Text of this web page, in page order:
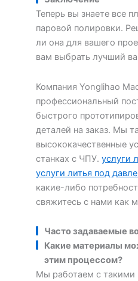
Теперь вы знаете все
паровой полировки.
ли она для вашего
вам выбрать лучший
Компания Yonglihao
профессиональный
быстрого
деталей на заказ. Мы
высококачественные
станках с ЧПУ. услуги
услуги литья под
какие-либо
свяжитесь с нами как
Часто задаваемые
Какие материалы
этим процессом?
Мы работаем с такими